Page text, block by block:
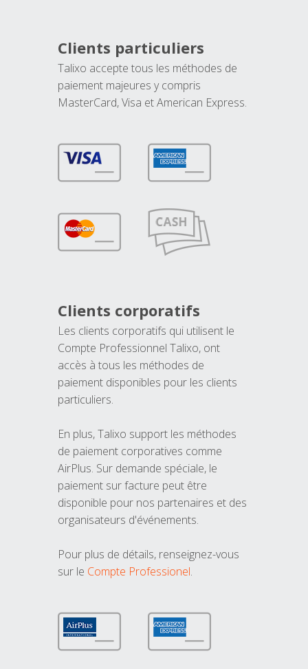
Clients particuliers
Talixo accepte tous les méthodes de
paiement majeures y compris
MasterCard, Visa et American Express.
Clients corporatifs
Les clients corporatifs qui utilisent le
Compte Professionnel Talixo, ont
accès à tous les méthodes de
paiement disponibles pour les clients
particuliers.
En plus, Talixo support les méthodes
de paiement corporatives comme
AirPlus. Sur demande spéciale, le
paiement sur facture peut être
disponible pour nos partenaires et des
organisateurs d'événements.
Pour plus de détails, renseignez-vous
sur le Compte Professionel.